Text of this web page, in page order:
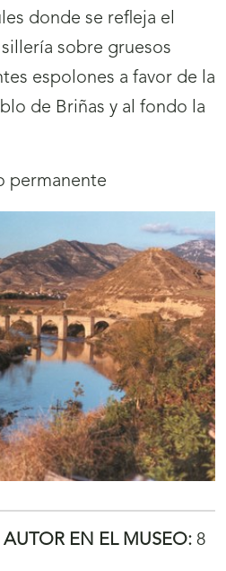
donde se refleja el
sobre gruesos
espolones a favor de la
de Briñas y al fondo la
permanente
EN EL MUSEO: 8